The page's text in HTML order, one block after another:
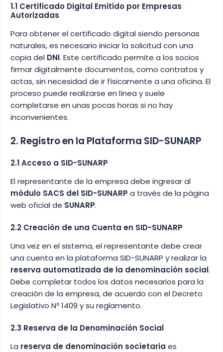
1.1 Certificado Digital Emitido por Empresas
Autorizadas
Para obtener el certificado digital siendo personas
naturales, es necesario iniciar la solicitud con una
copia del DNI. Este certificado permite a los socios
firmar digitalmente documentos, como contratos y
actas, sin necesidad de ir físicamente a una oficina. El
proceso puede realizarse en línea y suele
completarse en unas pocas horas si no hay
inconvenientes.
2. Registro en la Plataforma SID-SUNARP
2.1 Acceso a SID-SUNARP
El representante de la empresa debe ingresar al
módulo SACS del SID-SUNARP a través de la página
web oficial de SUNARP.
2.2 Creación de una Cuenta en SID-SUNARP
Una vez en el sistema, el representante debe crear
una cuenta en la plataforma SID-SUNARP y realizar la
reserva automatizada de la denominación social.
Debe completar todos los datos necesarios para la
creación de la empresa, de acuerdo con el Decreto
Legislativo Nº 1409 y su reglamento.
2.3 Reserva de la Denominación Social
La reserva de denominación societaria es